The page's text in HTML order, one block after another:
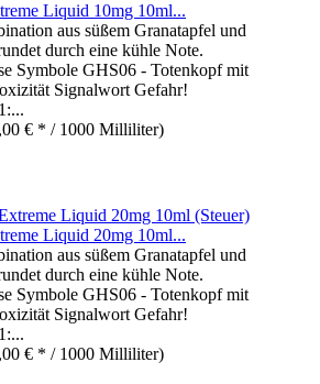
Liquid 10mg 10ml...
aus süßem Granatapfel und
durch eine kühle Note.
Symbole GHS06 - Totenkopf mit
Signalwort Gefahr!
€ * / 1000 Milliliter)
Liquid 20mg 10ml...
aus süßem Granatapfel und
durch eine kühle Note.
Symbole GHS06 - Totenkopf mit
Signalwort Gefahr!
€ * / 1000 Milliliter)